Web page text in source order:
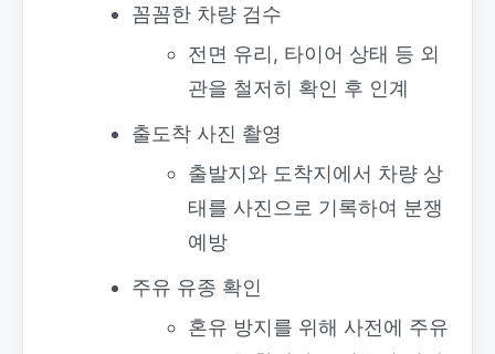
꼼꼼한 차량 검수
전면 유리, 타이어 상태 등 외
관을 철저히 확인 후 인계
출도착 사진 촬영
출발지와 도착지에서 차량 상
태를 사진으로 기록하여 분쟁
예방
주유 유종 확인
혼유 방지를 위해 사전에 주유